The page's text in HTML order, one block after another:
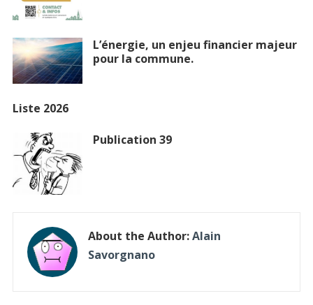
L’énergie, un enjeu financier majeur
pour la commune.
Liste 2026
Publication 39
About the Author:Alain
Savorgnano